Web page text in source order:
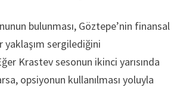
bulunması, Göztepe’nin finansal
yaklaşım sergilediğini
Krastev sesonun ikinci yarısında
opsiyonun kullanılması yoluyla